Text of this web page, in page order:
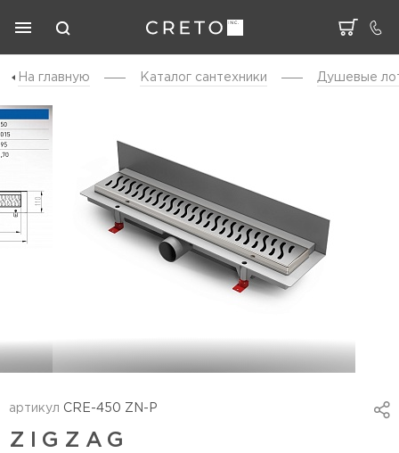
На главную Каталог cантехники Душевые
артикул CRE-450 ZN-P
ZIGZAG